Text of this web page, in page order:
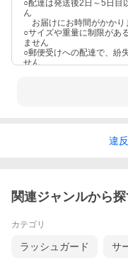
○配達は発送後2日～5日目
ん
お届けにお時間がかかり
○サイズや重量に制限があ
ません
○郵便受けへの配達で、紛
せん
違反
関連ジャンルから
カテゴリ
ラッシュガード サ